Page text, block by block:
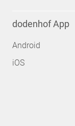
dodenhof App
Android
iOS